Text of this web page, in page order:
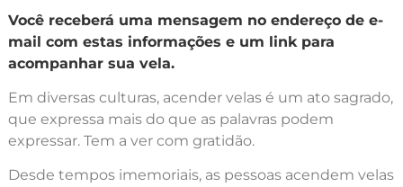
Você receberá uma mensagem no endereço de e-
mail com estas informações e um link para
acompanhar sua vela.
Em diversas culturas, acender velas é um ato sagrado,
que expressa mais do que as palavras podem
expressar. Tem a ver com gratidão.
Desde tempos imemoriais, as pessoas acendem velas